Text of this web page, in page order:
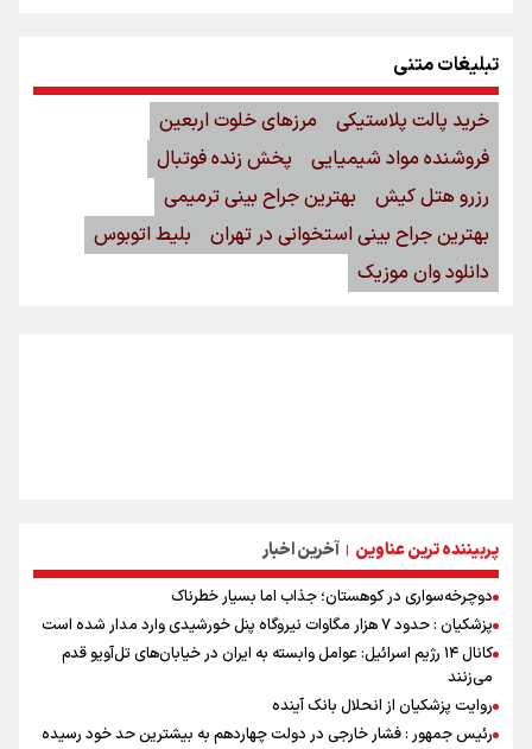
پربیننده ترین عناوین | آخرین اخبار
دوچرخه‌سواری در کوهستان؛ جذاب اما بسیار خطرناک
پزشکیان : حدود ۷ هزار مگاوات نیروگاه پنل خورشیدی وارد مدار شده است
کانال ۱۴ رژیم اسرائیل: عوامل وابسته به ایران در خیابان‌های تل‌آویو قدم
می‌زنند
روایت پزشکیان از انحلال بانک آینده
رئیس جمهور : فشار خارجی در دولت چهاردهم به بیشترین حد خود رسیده
تبلیغات متنی
خرید پالت پلاستیکی
مرزهای خلوت اربعین
فروشنده مواد شیمیایی
پخش زنده فوتبال
رزرو هتل کیش
بهترین جراح بینی ترمیمی
بهترین جراح بینی استخوانی در تهران
بلیط اتوبوس
دانلود وان موزیک